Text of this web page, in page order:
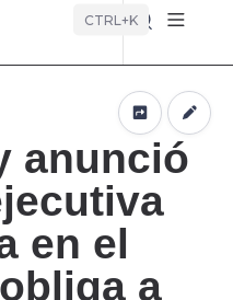
CTRL+K
anunció
en el
a